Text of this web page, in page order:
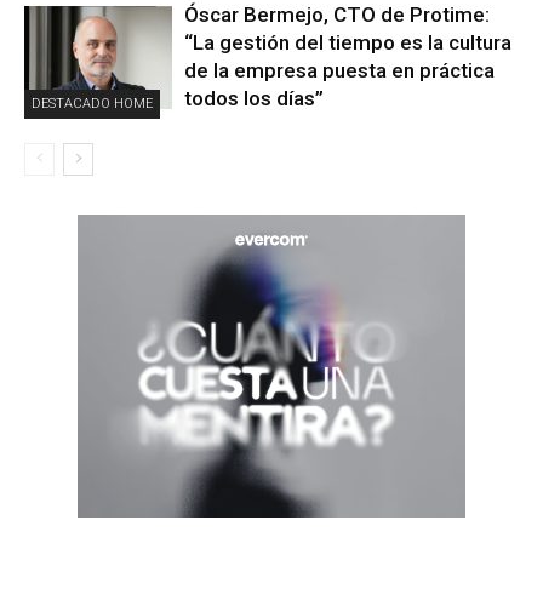
DESTACADO HOME
Óscar Bermejo, CTO de Protime:
“La gestión del tiempo es la cultura
de la empresa puesta en práctica
todos los días”